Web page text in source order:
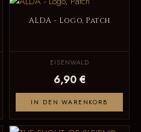
ALDA - Logo, Patch
EISENWALD
6,90 €
IN DEN WARENKORB